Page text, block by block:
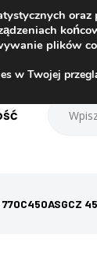
oraz
plików
w Twojej